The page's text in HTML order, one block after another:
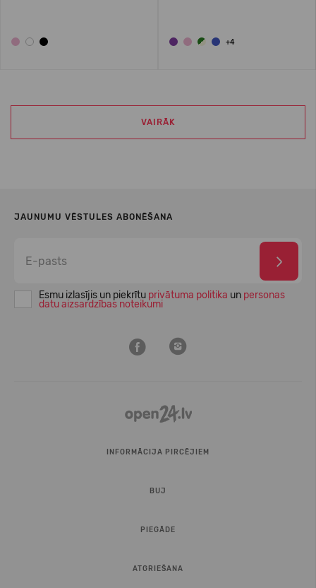
+4
VAIRĀK
JAUNUMU VĒSTULES ABONĒŠANA
Esmu izlasījis un piekrītu privātuma politika un personas
datu aizsardzības noteikumi
INFORMĀCIJA PIRCĒJIEM
BUJ
PIEGĀDE
ATGRIEŠANA